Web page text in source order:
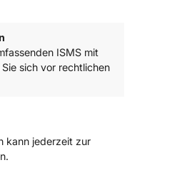
ISMS mit
sich vor rechtlichen
kann jederzeit zur